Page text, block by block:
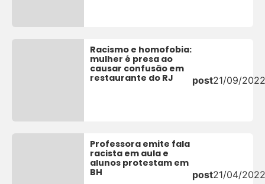
Racismo e homofobia:
mulher é presa ao
causar confusão em
restaurante do RJ
post21/09/
Professora emite fala
racista em aula e
alunos protestam em
BH
post21/04/